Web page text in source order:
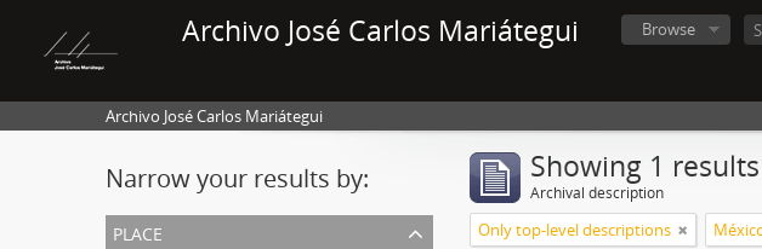
Archivo José Carlos Mariátegui Browse
Archivo José Carlos Mariátegui
Narrow your results by:
place
Showing 1 results
Archival description
Only top-level descriptions